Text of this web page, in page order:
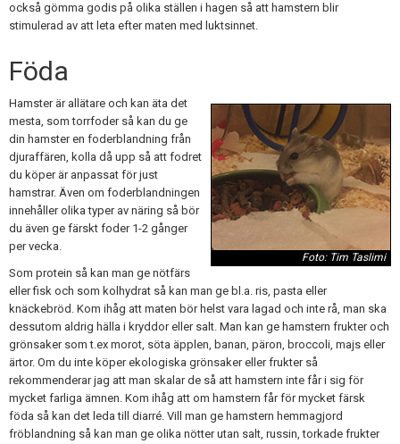
också gömma godis på olika ställen i hagen så att hamstern blir
stimulerad av att leta efter maten med luktsinnet.
Föda
Foto: Tim Taslimi
Hamster är allätare och kan äta det
mesta, som torrfoder så kan du ge
din hamster en foderblandning från
djuraffären, kolla då upp så att fodret
du köper är anpassat för just
hamstrar. Även om foderblandningen
innehåller olika typer av näring så bör
du även ge färskt foder 1-2 gånger
per vecka.
Som protein så kan man ge nötfärs
eller fisk och som kolhydrat så kan man ge bl.a. ris, pasta eller
knäckebröd. Kom ihåg att maten bör helst vara lagad och inte rå, man ska
dessutom aldrig hälla i kryddor eller salt. Man kan ge hamstern frukter och
grönsaker som t.ex morot, söta äpplen, banan, päron, broccoli, majs eller
ärtor. Om du inte köper ekologiska grönsaker eller frukter så
rekommenderar jag att man skalar de så att hamstern inte får i sig för
mycket farliga ämnen. Kom ihåg att om hamstern får för mycket färsk
föda så kan det leda till diarré. Vill man ge hamstern hemmagjord
fröblandning så kan man ge olika nötter utan salt, russin, torkade frukter